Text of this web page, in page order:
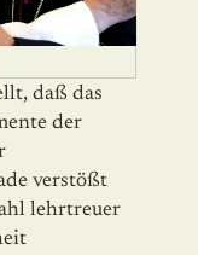
daß das
der
verstößt
lehrtreuer